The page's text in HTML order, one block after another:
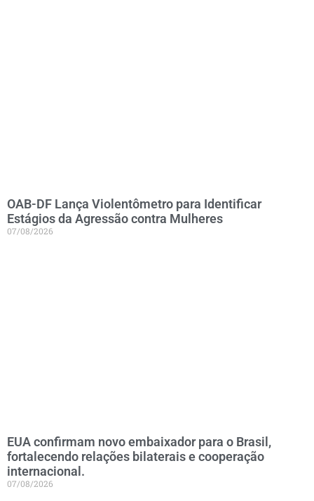
OAB-DF Lança Violentômetro para Identificar
Estágios da Agressão contra Mulheres
07/08/2026
EUA confirmam novo embaixador para o Brasil,
fortalecendo relações bilaterais e cooperação
internacional.
07/08/2026